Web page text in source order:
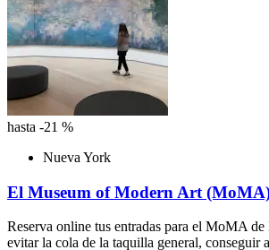
hasta -21 %
Nueva York
El Museum of Modern Art
Reserva online tus entradas para el MoMA
evitar la cola de la taquilla general, conseguir